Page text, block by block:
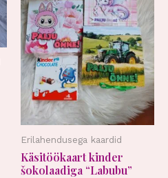
Erilahendusega kaardid
Käsitöökaart kinder
šokolaadiga “Labubu”